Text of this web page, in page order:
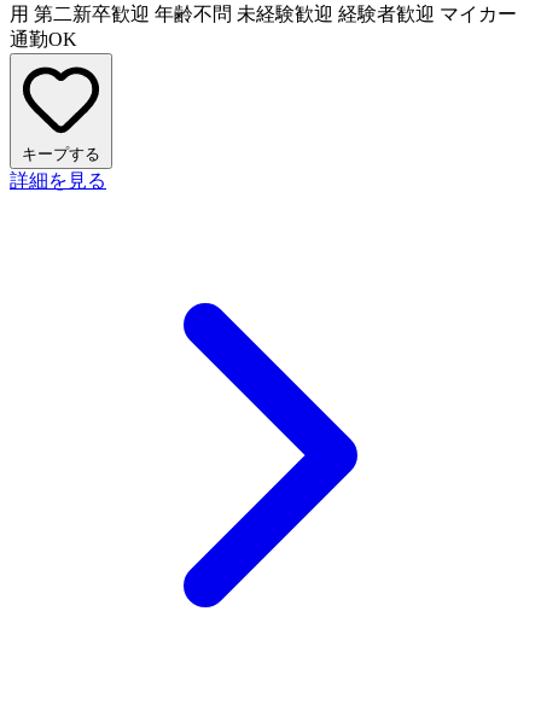
用 第二新卒歓迎 年齢不問 未経験歓迎 経験者歓迎 マイカー
通勤OK
キープする
詳細を見る